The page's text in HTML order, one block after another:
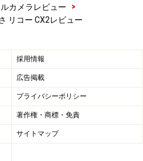
カメラレビュー
>
リコー CX2レビュー
採用情報
広告掲載
プライバシーポリシー
著作権・商標・免責
サイトマップ